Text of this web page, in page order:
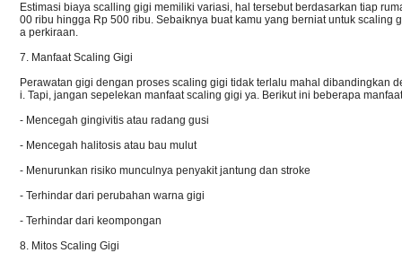
Estimasi biaya scalling gigi memiliki variasi, hal tersebut berdasarkan tiap
00 ribu hingga Rp 500 ribu. Sebaiknya buat kamu yang berniat untuk scaling
a perkiraan.
7. Manfaat Scaling Gigi
Perawatan gigi dengan proses scaling gigi tidak terlalu mahal dibandingkan
i. Tapi, jangan sepelekan manfaat scaling gigi ya. Berikut ini beberapa
- Mencegah gingivitis atau radang gusi
- Mencegah halitosis atau bau mulut
- Menurunkan risiko munculnya penyakit jantung dan stroke
- Terhindar dari perubahan warna gigi
- Terhindar dari keompongan
8. Mitos Scaling Gigi